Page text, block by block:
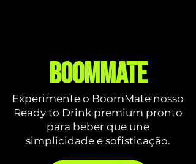
BOOMMATE
Experimente o BoomMate nosso
Ready to Drink premium pronto
para beber que une
simplicidade e sofisticação.